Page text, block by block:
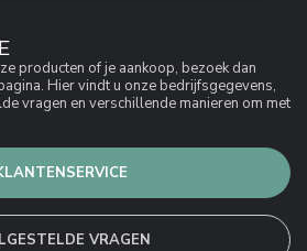
producten of je aankoop, bezoek dan
Hier vindt u onze bedrijfsgegevens,
vragen en verschillende manieren om met
VRAGEN